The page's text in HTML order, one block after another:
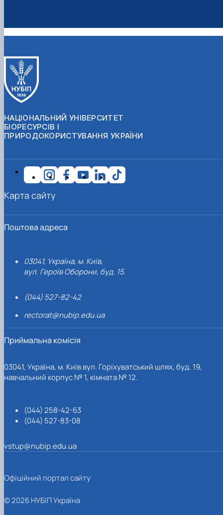
НАЦІОНАЛЬНИЙ УНІВЕРСИТЕТ
БІОРЕСУРСІВ І
ПРИРОДОКОРИСТУВАННЯ УКРАЇНИ
Поштова адреса
03041, Україна, м. Київ,
вул. Героїв Оборони, буд. 15.
(044) 527-82-42
rectorat@nubip.edu.ua
Приймальна комісія
03041, Україна, м. Київ вул. Горіхуватський шлях, буд. 19,
навчальний корпус № 1, кімната № 12.
(044) 258-42-63
(044) 527-83-08
vstup@nubip.edu.ua
Карта сайту
Офіційний портал сайту
© 2026 НУБІП Україна